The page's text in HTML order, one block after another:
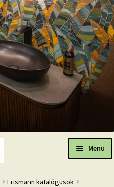
Menü
Erismann katalógusok